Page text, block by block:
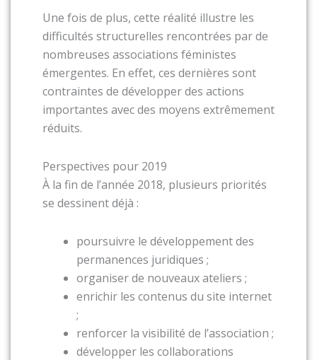
Une fois de plus, cette réalité illustre les
difficultés structurelles rencontrées par de
nombreuses associations féministes
émergentes. En effet, ces dernières sont
contraintes de développer des actions
importantes avec des moyens extrêmement
réduits.
Perspectives pour 2019
À la fin de l’année 2018, plusieurs priorités
se dessinent déjà :
poursuivre le développement des
permanences juridiques ;
organiser de nouveaux ateliers ;
enrichir les contenus du site internet
;
renforcer la visibilité de l’association ;
développer les collaborations